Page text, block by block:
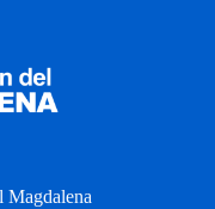
Magdalena